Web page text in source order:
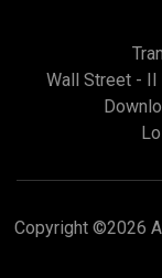
Wall Street - Il
Copyright ©2026